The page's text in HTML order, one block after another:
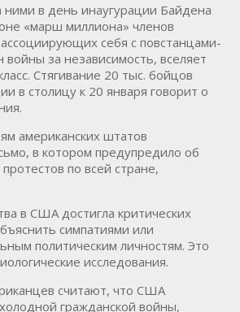
в день инаугурации Байдена
«марш миллиона» членов
себя с повстанцами-
за независимость, вселяет
Стягивание 20 тыс. бойцов
в столицу к 20 января говорит о
американских штатов
в котором предупредило об
по всей стране,
в США достигла критических
симпатиями или
политическим личностям. Это
исследования.
считают, что США
гражданской войны,